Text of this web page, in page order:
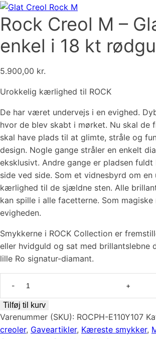
Rock Creol M –
enkel i 18 kt
5.900,00 kr.
Urokkelig kærlighed til ROCK
De har været undervejs i en evighed.
hvor de blev skabt i mørket. Nu skal de
skal have plads til at glimte, stråle og
design. Nogle gange stråler en enkelt
eksklusivt. Andre gange er pladsen fuldt
side ved side. Som et vidnesbyrd om en
kærlighed til de sjældne sten. Alle
kan spille i alle facetterne. Som
evigheden.
Smykkerne i ROCK Collection er
eller hvidguld og sat med brillantslebne
lille Ro signatur-diamant.
M
–
Glat
Tilføj til kurv
Varenummer (SKU): ROCPH-E110Y107
creoler, Gaveartikler, Kæreste smykker,